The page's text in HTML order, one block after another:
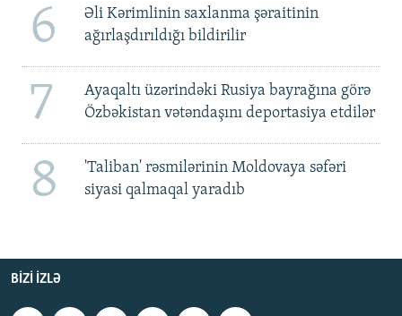
6
Əli Kərimlinin saxlanma şəraitinin
ağırlaşdırıldığı bildirilir
7
Ayaqaltı üzərindəki Rusiya bayrağına görə
Özbəkistan vətəndaşını deportasiya etdilər
8
'Taliban' rəsmilərinin Moldovaya səfəri
siyasi qalmaqal yaradıb
BIZI IZLƏ